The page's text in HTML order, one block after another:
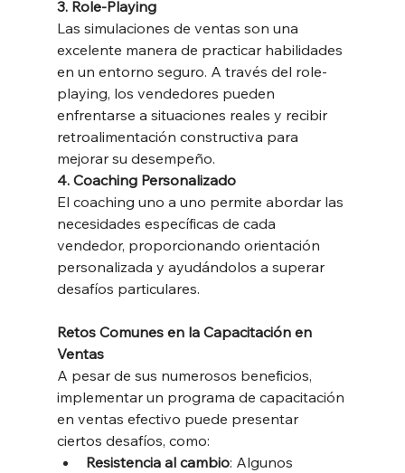
3. Role-Playing
Las simulaciones de ventas son una
excelente manera de practicar habilidades
en un entorno seguro. A través del role-
playing, los vendedores pueden
enfrentarse a situaciones reales y recibir
retroalimentación constructiva para
mejorar su desempeño.
4. Coaching Personalizado
El coaching uno a uno permite abordar las
necesidades específicas de cada
vendedor, proporcionando orientación
personalizada y ayudándolos a superar
desafíos particulares.
Retos Comunes en la Capacitación en
Ventas
A pesar de sus numerosos beneficios,
implementar un programa de capacitación
en ventas efectivo puede presentar
ciertos desafíos, como:
Resistencia al cambio: Algunos